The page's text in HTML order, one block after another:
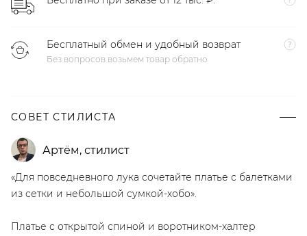
Бесплатный обмен и удобный возврат
Без вопросов возьмем товар обратно
СОВЕТ СТИЛИСТА
Артём, стилист
«Для повседневного лука сочетайте платье с балетками
из сетки и небольшой сумкой-хобо».
Платье с открытой спиной и воротником-халтер